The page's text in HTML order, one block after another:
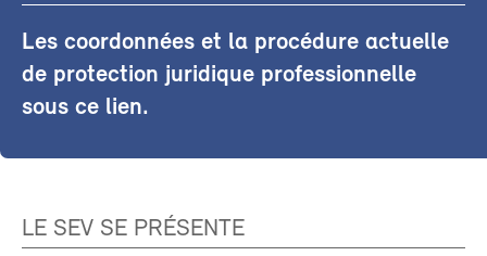
Les coordonnées et la procédure actuelle
de protection juridique professionnelle
sous ce lien.
LE SEV SE PRÉSENTE